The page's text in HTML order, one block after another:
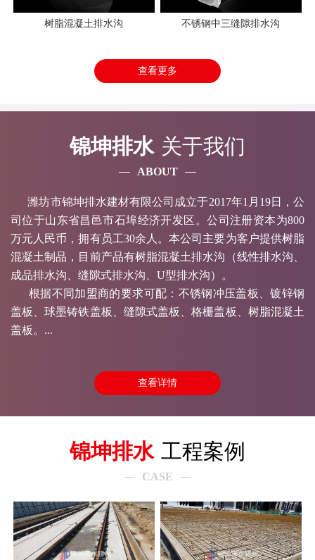
树脂混凝土排水沟 不锈钢中三缝隙排水沟
查看更多
锦坤排水 关于我们
ABOUT
潍坊市锦坤排水建材有限公司成立于2017年1月19日，公
司位于山东省昌邑市石埠经济开发区。公司注册资本为800
万元人民币，拥有员工30余人。本公司主要为客户提供树脂
混凝土制品，目前产品有树脂混凝土排水沟（线性排水沟、
成品排水沟、缝隙式排水沟、U型排水沟）。
根据不同加盟商的要求可配：不锈钢冲压盖板、镀锌钢
盖板、球墨铸铁盖板、缝隙式盖板、格栅盖板、树脂混凝土
盖板。...
查看详情
锦坤排水 工程案例
CASE